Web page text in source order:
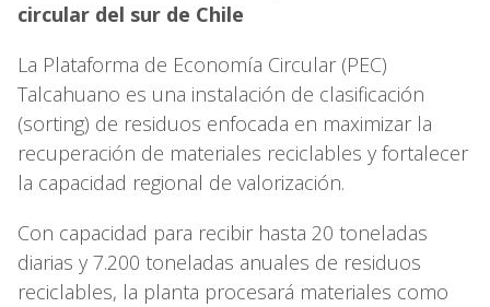
circular del sur de Chile
La Plataforma de Economía Circular (PEC)
Talcahuano es una instalación de clasificación
(sorting) de residuos enfocada en maximizar la
recuperación de materiales reciclables y fortalecer
la capacidad regional de valorización.
Con capacidad para recibir hasta 20 toneladas
diarias y 7.200 toneladas anuales de residuos
reciclables, la planta procesará materiales como